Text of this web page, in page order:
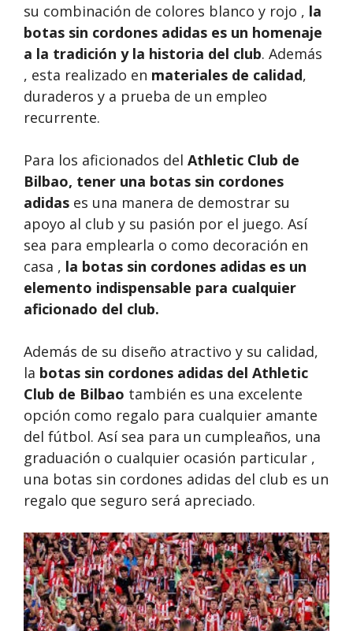
su combinación de colores blanco y rojo , la
botas sin cordones adidas es un homenaje
a la tradición y la historia del club. Además
, esta realizado en materiales de calidad,
duraderos y a prueba de un empleo
recurrente.
Para los aficionados del Athletic Club de
Bilbao, tener una botas sin cordones
adidas es una manera de demostrar su
apoyo al club y su pasión por el juego. Así
sea para emplearla o como decoración en
casa , la botas sin cordones adidas es un
elemento indispensable para cualquier
aficionado del club.
Además de su diseño atractivo y su calidad,
la botas sin cordones adidas del Athletic
Club de Bilbao también es una excelente
opción como regalo para cualquier amante
del fútbol. Así sea para un cumpleaños, una
graduación o cualquier ocasión particular ,
una botas sin cordones adidas del club es un
regalo que seguro será apreciado.